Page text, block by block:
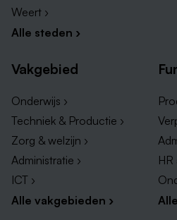
Weert ›
Alle steden ›
Vakgebied
Onderwijs ›
Techniek & Productie ›
Zorg & welzijn ›
Administratie ›
ICT ›
Alle vakgebieden ›
HR